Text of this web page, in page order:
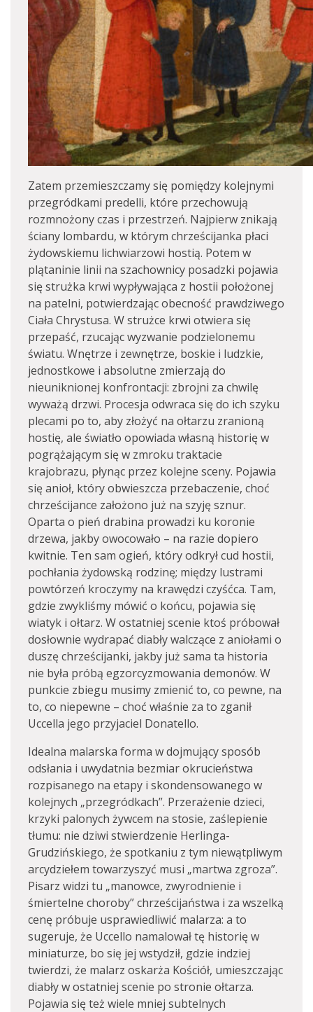
Zatem przemieszczamy się pomiędzy kolejnymi
przegródkami predelli, które przechowują
rozmnożony czas i przestrzeń. Najpierw znikają
ściany lombardu, w którym chrześcijanka płaci
żydowskiemu lichwiarzowi hostią. Potem w
plątaninie linii na szachownicy posadzki pojawia
się strużka krwi wypływająca z hostii położonej
na patelni, potwierdzając obecność prawdziwego
Ciała Chrystusa. W strużce krwi otwiera się
przepaść, rzucając wyzwanie podzielonemu
światu. Wnętrze i zewnętrze, boskie i ludzkie,
jednostkowe i absolutne zmierzają do
nieuniknionej konfrontacji: zbrojni za chwilę
wyważą drzwi. Procesja odwraca się do ich szyku
plecami po to, aby złożyć na ołtarzu zranioną
hostię, ale światło opowiada własną historię w
pogrążającym się w zmroku traktacie
krajobrazu, płynąc przez kolejne sceny. Pojawia
się anioł, który obwieszcza przebaczenie, choć
chrześcijance założono już na szyję sznur.
Oparta o pień drabina prowadzi ku koronie
drzewa, jakby owocowało – na razie dopiero
kwitnie. Ten sam ogień, który odkrył cud hostii,
pochłania żydowską rodzinę; między lustrami
powtórzeń kroczymy na krawędzi czyśćca. Tam,
gdzie zwykliśmy mówić o końcu, pojawia się
wiatyk i ołtarz. W ostatniej scenie ktoś próbował
dosłownie wydrapać diabły walczące z aniołami o
duszę chrześcijanki, jakby już sama ta historia
nie była próbą egzorcyzmowania demonów. W
punkcie zbiegu musimy zmienić to, co pewne, na
to, co niepewne – choć właśnie za to zganił
Uccella jego przyjaciel Donatello.
Idealna malarska forma w dojmujący sposób
odsłania i uwydatnia bezmiar okrucieństwa
rozpisanego na etapy i skondensowanego w
kolejnych „przegródkach”. Przerażenie dzieci,
krzyki palonych żywcem na stosie, zaślepienie
tłumu: nie dziwi stwierdzenie Herlinga-
Grudzińskiego, że spotkaniu z tym niewątpliwym
arcydziełem towarzyszyć musi „martwa zgroza”.
Pisarz widzi tu „manowce, zwyrodnienie i
śmiertelne choroby” chrześcijaństwa i za wszelką
cenę próbuje usprawiedliwić malarza: a to
sugeruje, że Uccello namalował tę historię w
miniaturze, bo się jej wstydził, gdzie indziej
twierdzi, że malarz oskarża Kościół, umieszczając
diabły w ostatniej scenie po stronie ołtarza.
Pojawia się też wiele mniej subtelnych